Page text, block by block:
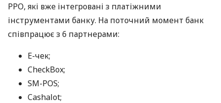
РРО, які вже інтегровані з платіжними
інструментами банку. На поточний момент банк
співпрацює з 6 партнерами:
E-чек;
CheckBox;
SM-POS;
Cashalot;